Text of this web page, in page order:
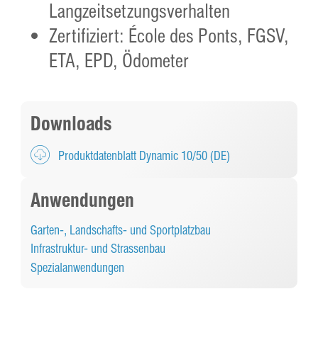
Langzeitsetzungsverhalten
Zertifiziert: École des Ponts, FGSV,
ETA, EPD, Ödometer
Downloads
Produktdatenblatt Dynamic 10/50 (DE)
Anwendungen
Garten-, Landschafts- und Sportplatzbau
Infrastruktur- und Strassenbau
Spezialanwendungen